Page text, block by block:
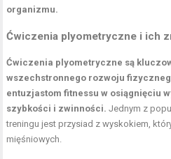
organizmu.
Ćwiczenia plyometryczne i ich
Ćwiczenia plyometryczne są
wszechstronnego rozwoju
entuzjastom fitnessu w osiągnięciu
szybkości i zwinności. Jednym z
treningu jest przysiad z wyskokiem,
mięśniowych.